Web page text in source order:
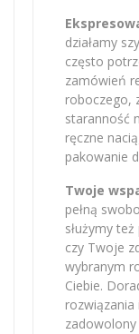
działamy
często
zamówień
roboczego,
staranność
ręczne
pakowanie
Twoje
pełną
służymy
czy Twoje
wybranym
Ciebie.
rozwiązania